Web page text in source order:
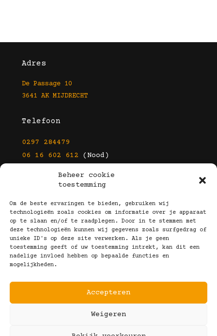
Beheer cookie
toestemming
Om de beste ervaringen te bieden, gebruiken wij
technologieën zoals cookies om informatie over je apparaat
op te slaan en/of te raadplegen. Door in te stemmen met
deze technologieën kunnen wij gegevens zoals surfgedrag of
unieke ID's op deze site verwerken. Als je geen
toestemming geeft of uw toestemming intrekt, kan dit een
nadelige invloed hebben op bepaalde functies en
mogelijkheden.
Accepteren
Weigeren
Adres
De Passage 10
3641 AK MIJDRECHT
Telefoon
0297 284479
06 16 602 612 (Nood)
info@kootbrillen.nl
Volg Ons!
Copyright © 2025 Koot Brillen
Algemene Voorwaarden